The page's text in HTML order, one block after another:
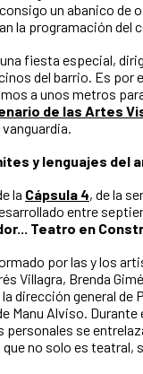
un abanico de
la programación del
fiesta especial,
del barrio. Es por
a unos metros
de las Artes
y lenguajes del
la Cápsula 4, de la
entre
Teatro en
por las y los
Villagra, Brenda
dirección general de
Manu Alviso.
se
no solo es teatral,